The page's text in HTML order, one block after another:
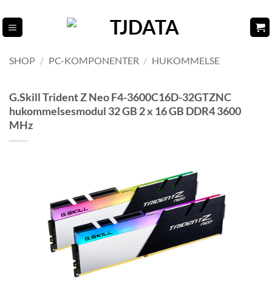
til
indhold
SHOP / PC-KOMPONENTER / HUKOMMELSE
G.Skill Trident Z Neo F4-3600C16D-32GTZNC
hukommelsesmodul 32 GB 2 x 16 GB DDR4 3600
MHz